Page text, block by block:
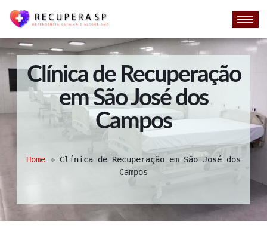
Clínica de Recuperação
em São José dos
Campos
Home » Clínica de Recuperação em São José dos
Campos